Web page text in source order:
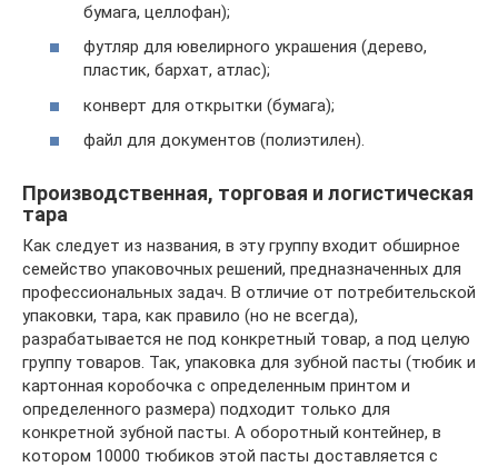
бумага, целлофан);
футляр для ювелирного украшения (дерево,
пластик, бархат, атлас);
конверт для открытки (бумага);
файл для документов (полиэтилен).
Производственная, торговая и логистическая
тара
Как следует из названия, в эту группу входит обширное
семейство упаковочных решений, предназначенных для
профессиональных задач. В отличие от потребительской
упаковки, тара, как правило (но не всегда),
разрабатывается не под конкретный товар, а под целую
группу товаров. Так, упаковка для зубной пасты (тюбик и
картонная коробочка с определенным принтом и
определенного размера) подходит только для
конкретной зубной пасты. А оборотный контейнер, в
котором 10000 тюбиков этой пасты доставляется с